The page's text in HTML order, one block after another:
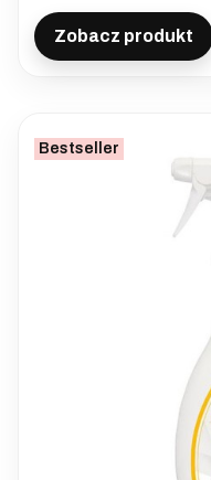
Zobacz produkt
Bestseller